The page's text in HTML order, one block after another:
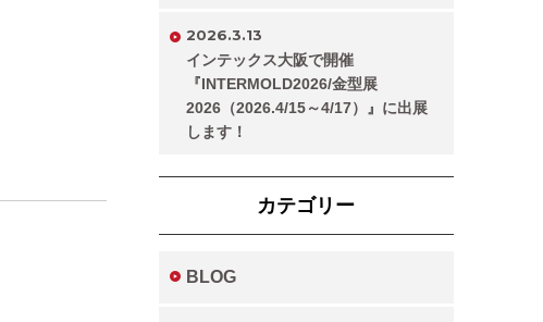
2026.3.13
インテックス大阪で開催
『INTERMOLD2026/金型展
2026（2026.4/15～4/17）』に出展
します！
カテゴリー
BLOG